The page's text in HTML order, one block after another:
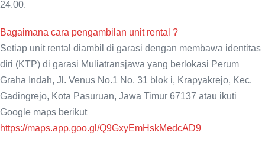
24.00.
Bagaimana cara pengambilan unit rental ?
Setiap unit rental diambil di garasi dengan membawa identitas
diri (KTP) di garasi Muliatransjawa yang berlokasi Perum
Graha Indah, Jl. Venus No.1 No. 31 blok i, Krapyakrejo, Kec.
Gadingrejo, Kota Pasuruan, Jawa Timur 67137 atau ikuti
Google maps berikut
https://maps.app.goo.gl/Q9GxyEmHskMedcAD9